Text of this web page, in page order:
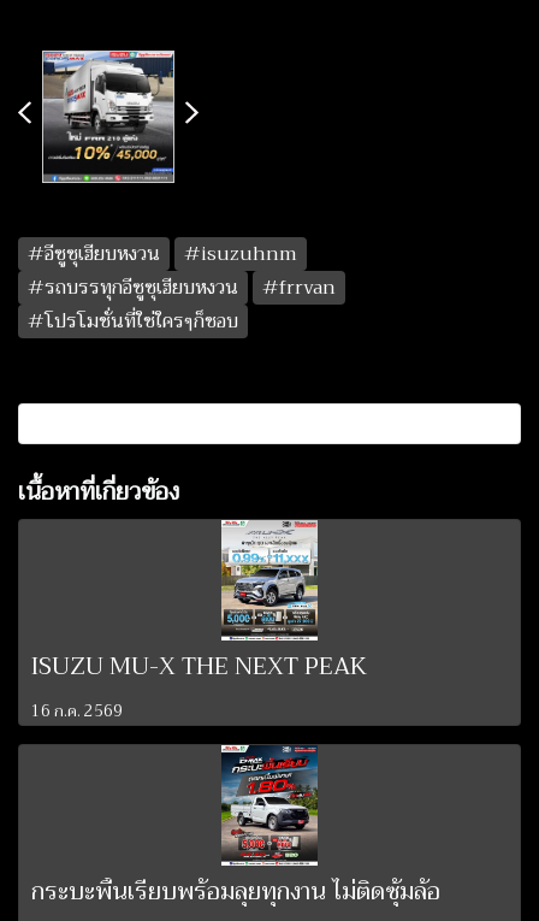
#อีซูซุเฮียบหงวน
#isuzuhnm
#รถบรรทุกอีซูซุเฮียบหงวน
#frrvan
#โปรโมชั่นที่ใช่ใครๆก็ชอบ
เนื้อหาที่เกี่ยวข้อง
ISUZU MU-X THE NEXT PEAK
16 ก.ค. 2569
กระบะพื้นเรียบพร้อมลุยทุกงาน ไม่ติดซุ้มล้อ